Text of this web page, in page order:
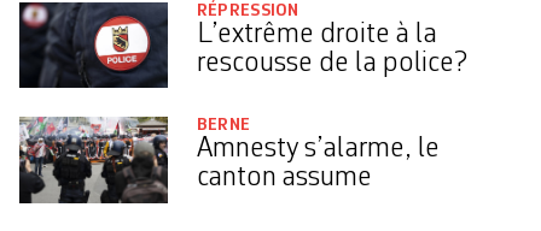
RÉPRESSION
L’extrême droite à la
rescousse de la police?
BERNE
Amnesty s’alarme, le
canton assume